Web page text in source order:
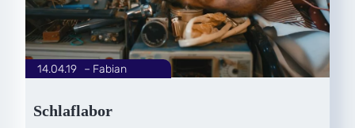
Schlaflabor
Fabian
14.04.19